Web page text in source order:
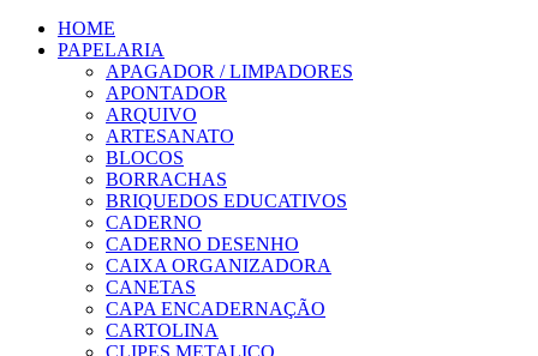
HOME
PAPELARIA
APAGADOR / LIMPADORES
APONTADOR
ARQUIVO
ARTESANATO
BLOCOS
BORRACHAS
BRIQUEDOS EDUCATIVOS
CADERNO
CADERNO DESENHO
CAIXA ORGANIZADORA
CANETAS
CAPA ENCADERNAÇÃO
CARTOLINA
CLIPES METALICO